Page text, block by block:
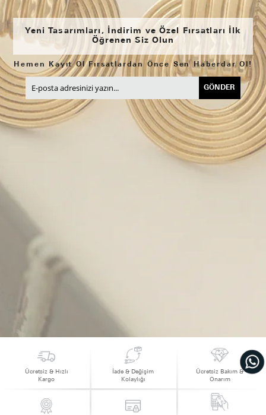
Yeni Tasarımları, İndirim ve Özel Fırsatları İlk
Öğrenen Siz Olun
Hemen Kayıt Ol Fırsatlardan Önce Sen Haberdar Ol!
GÖNDER
Ücretsiz & Hızlı
Kargo
İade & Değişim
Kolaylığı
Ücretsiz Bakım &
Onarım